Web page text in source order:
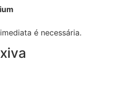
é necessária.